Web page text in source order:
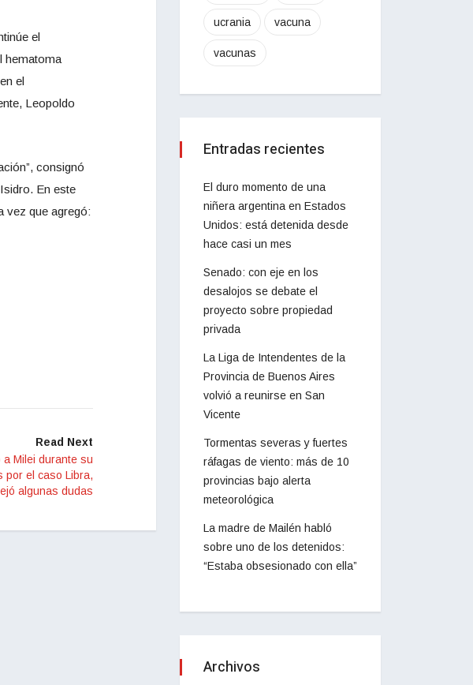
el
hematoma
el
Leopoldo
consignó
En este
vez que agregó:
Read Next
Milei durante su
por el caso Libra,
algunas dudas
ucrania vacuna
vacunas
Entradas recientes
El duro momento de una
niñera argentina en Estados
Unidos: está detenida desde
hace casi un mes
Senado: con eje en los
desalojos se debate el
proyecto sobre propiedad
privada
La Liga de Intendentes de la
Provincia de Buenos Aires
volvió a reunirse en San
Vicente
Tormentas severas y fuertes
ráfagas de viento: más de 10
provincias bajo alerta
meteorológica
La madre de Mailén habló
sobre uno de los detenidos:
“Estaba obsesionado con ella”
Archivos